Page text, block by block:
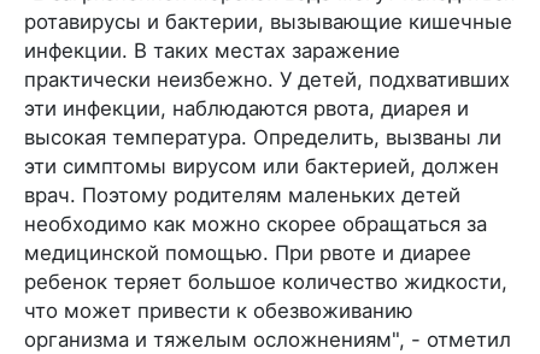
ротавирусы и бактерии, вызывающие кишечные
инфекции. В таких местах заражение
практически неизбежно. У детей, подхвативших
эти инфекции, наблюдаются рвота, диарея и
высокая температура. Определить, вызваны ли
эти симптомы вирусом или бактерией, должен
врач. Поэтому родителям маленьких детей
необходимо как можно скорее обращаться за
медицинской помощью. При рвоте и диарее
ребенок теряет большое количество жидкости,
что может привести к обезвоживанию
организма и тяжелым осложнениям", - отметил